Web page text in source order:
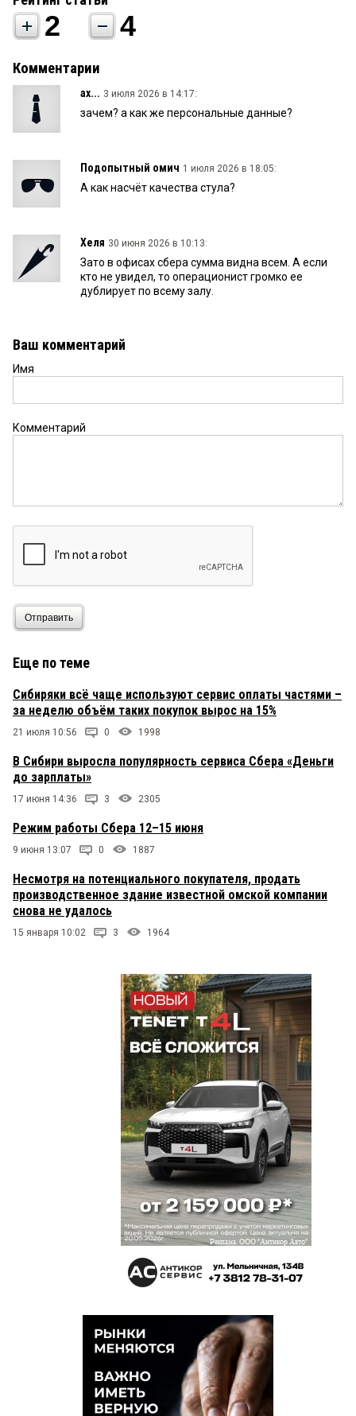
2 4
Комментарии
ах... 3 июля 2026 в 14:17:
зачем? а как же персональные данные?
Подопытный омич 1 июля 2026 в 18:05:
А как насчёт качества стула?
Хеля 30 июня 2026 в 10:13:
Зато в офисах сбера сумма видна всем. А если
кто не увидел, то операционист громко ее
дублирует по всему залу.
Ваш комментарий
Имя
Комментарий
Отправить
Еще по теме
Сибиряки всё чаще используют сервис оплаты частями –
за неделю объём таких покупок вырос на 15%
21 июля 10:56 0 1998
В Сибири выросла популярность сервиса Сбера «Деньги
до зарплаты»
17 июня 14:36 3 2305
Режим работы Сбера 12–15 июня
9 июня 13:07 0 1887
Несмотря на потенциального покупателя, продать
производственное здание известной омской компании
снова не удалось
15 января 10:02 3 1964